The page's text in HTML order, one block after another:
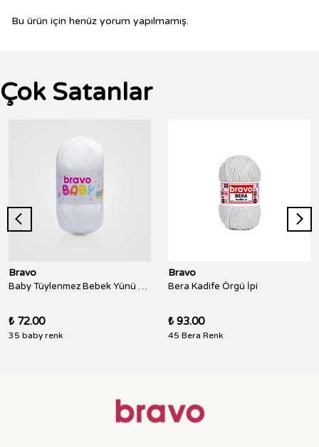
Bu ürün için henüz yorum yapılmamış.
Çok Satanlar
Bravo
Baby Tüylenmez Bebek Yünü 100 Gr 250 Metre
₺ 72.00
35 baby renk
Bravo
Bera Kadife Örgü İpi
₺ 93.00
45 Bera Renk